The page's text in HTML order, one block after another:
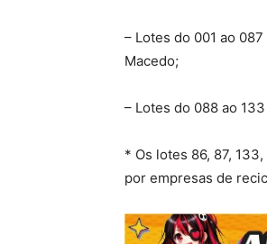
– Lotes do 001 ao
Macedo;
– Lotes do 088 ao
* Os lotes 86, 87,
por empresas de